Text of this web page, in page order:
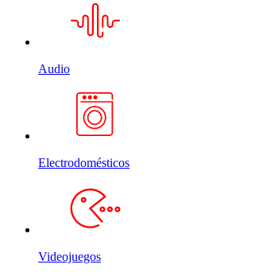
Audio
Electrodomésticos
Videojuegos